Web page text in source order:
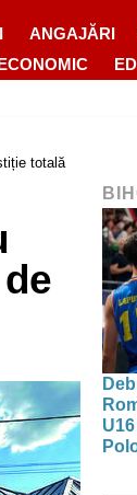
ANGAJĂRI
totală